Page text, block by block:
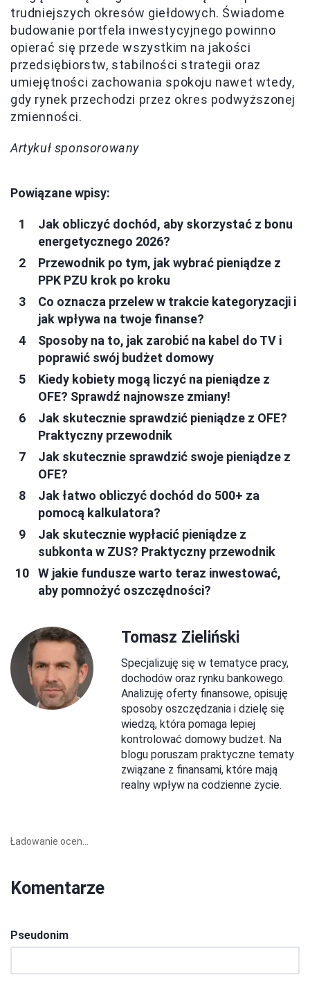
trudniejszych okresów giełdowych. Świadome
budowanie portfela inwestycyjnego powinno
opierać się przede wszystkim na jakości
przedsiębiorstw, stabilności strategii oraz
umiejętności zachowania spokoju nawet wtedy,
gdy rynek przechodzi przez okres podwyższonej
zmienności.
Artykuł sponsorowany
Powiązane wpisy:
Jak obliczyć dochód, aby skorzystać z bonu
energetycznego 2026?
Przewodnik po tym, jak wybrać pieniądze z
PPK PZU krok po kroku
Co oznacza przelew w trakcie kategoryzacji i
jak wpływa na twoje finanse?
Sposoby na to, jak zarobić na kabel do TV i
poprawić swój budżet domowy
Kiedy kobiety mogą liczyć na pieniądze z
OFE? Sprawdź najnowsze zmiany!
Jak skutecznie sprawdzić pieniądze z OFE?
Praktyczny przewodnik
Jak skutecznie sprawdzić swoje pieniądze z
OFE?
Jak łatwo obliczyć dochód do 500+ za
pomocą kalkulatora?
Jak skutecznie wypłacić pieniądze z
subkonta w ZUS? Praktyczny przewodnik
W jakie fundusze warto teraz inwestować,
aby pomnożyć oszczędności?
Tomasz Zieliński
Specjalizuję się w tematyce pracy,
dochodów oraz rynku bankowego.
Analizuję oferty finansowe, opisuję
sposoby oszczędzania i dzielę się
wiedzą, która pomaga lepiej
kontrolować domowy budżet. Na
blogu poruszam praktyczne tematy
związane z finansami, które mają
realny wpływ na codzienne życie.
Ładowanie ocen...
Komentarze
Pseudonim